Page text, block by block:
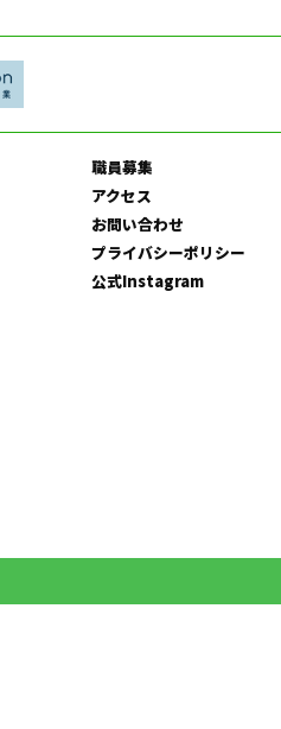
職員募集
アクセス
お問い合わせ
プライバシーポリシー
公式Instagram